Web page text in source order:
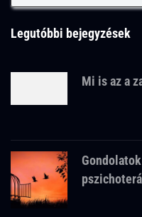
Legutóbbi bejegyzések
Mi is az a